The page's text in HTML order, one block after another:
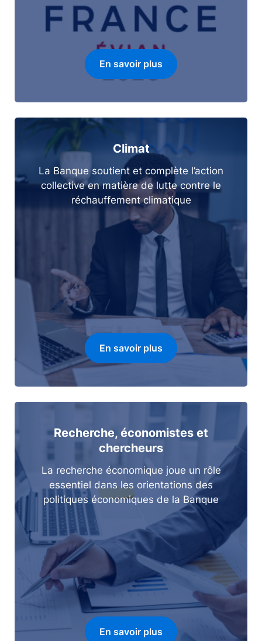
En savoir plus
Climat
La Banque soutient et complète l’action
collective en matière de lutte contre le
réchauffement climatique
En savoir plus
Recherche, économistes et
chercheurs
La recherche économique joue un rôle
essentiel dans les orientations des
politiques économiques de la Banque
En savoir plus